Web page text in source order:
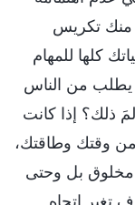
منك تكريس
كلها للمهام
يطلب من الناس
ذلك؟ إذا كانت
من وقتك وطاقتك،
مخلوق بل وحتى
تغير اتجاه